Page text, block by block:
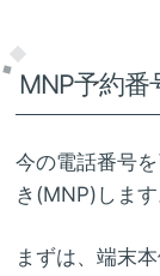
MNP予約
今の電話番号
き(MNP)します
まずは、端末